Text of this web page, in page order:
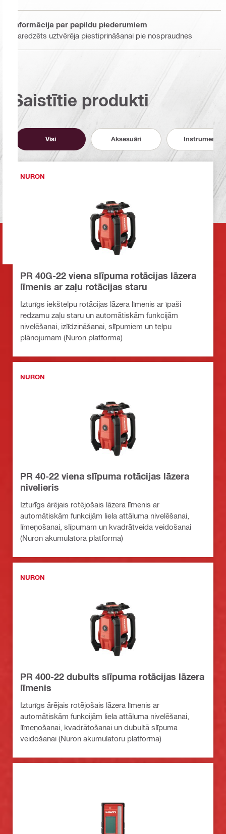
Informācija par papildu piederumiem
Paredzēts uztvērēja piestiprināšanai pie nospraudnes
Saistītie produkti
Visi Aksesuāri Instrumenti
NURON
PR 40G-22 viena slīpuma rotācijas lāzera
līmenis ar zaļu rotācijas staru
Izturīgs iekštelpu rotācijas lāzera līmenis ar īpaši
redzamu zaļu staru un automātiskām funkcijām
nivelēšanai, izlīdzināšanai, slīpumiem un telpu
plānojumam (Nuron platforma)
NURON
PR 40-22 viena slīpuma rotācijas lāzera
nivelieris
Izturīgs ārējais rotējošais lāzera līmenis ar
automātiskām funkcijām liela attāluma nivelēšanai,
līmeņošanai, slīpumam un kvadrātveida veidošanai
(Nuron akumulatora platforma)
NURON
PR 400-22 dubults slīpuma rotācijas lāzera
līmenis
Izturīgs ārējais rotējošais lāzera līmenis ar
automātiskām funkcijām liela attāluma nivelēšanai,
līmeņošanai, kvadrātošanai un dubultā slīpuma
veidošanai (Nuron akumulatoru platforma)